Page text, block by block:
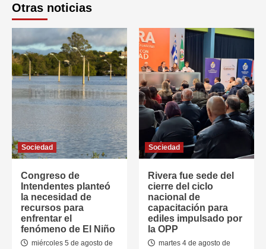
Otras noticias
Sociedad
Congreso de
Intendentes planteó
la necesidad de
recursos para
enfrentar el
fenómeno de El Niño
miércoles 5 de agosto de
Sociedad
Rivera fue sede del
cierre del ciclo
nacional de
capacitación para
ediles impulsado por
la OPP
martes 4 de agosto de